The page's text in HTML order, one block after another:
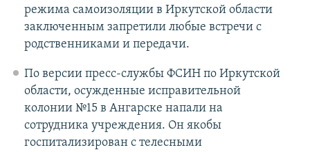
режима самоизоляции в Иркутской области
заключенным запретили любые встречи с
родственниками и передачи.
По версии пресс-службы ФСИН по Иркутской
области, осужденные исправительной
колонии №15 в Ангарске напали на
сотрудника учреждения. Он якобы
госпитализирован с телесными